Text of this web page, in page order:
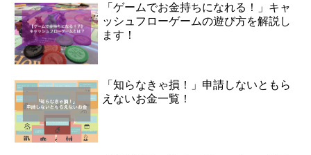
「ゲームでお金持ちになれる！」キャ
ッシュフローゲームの遊び方を解説し
ます！
「知らなきゃ損！」申請しないともら
えないお金一覧！